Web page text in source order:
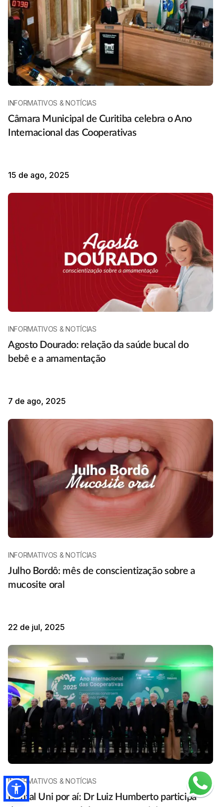
INFORMATIVOS & NOTÍCIAS
Câmara Municipal de Curitiba celebra o Ano
Internacional das Cooperativas
15 de ago, 2025
INFORMATIVOS & NOTÍCIAS
Agosto Dourado: relação da saúde bucal do
bebê e a amamentação
7 de ago, 2025
INFORMATIVOS & NOTÍCIAS
Julho Bordô: mês de conscientização sobre a
mucosite oral
22 de jul, 2025
INFORMATIVOS & NOTÍCIAS
Dental Uni por aí: Dr Luiz Humberto participa